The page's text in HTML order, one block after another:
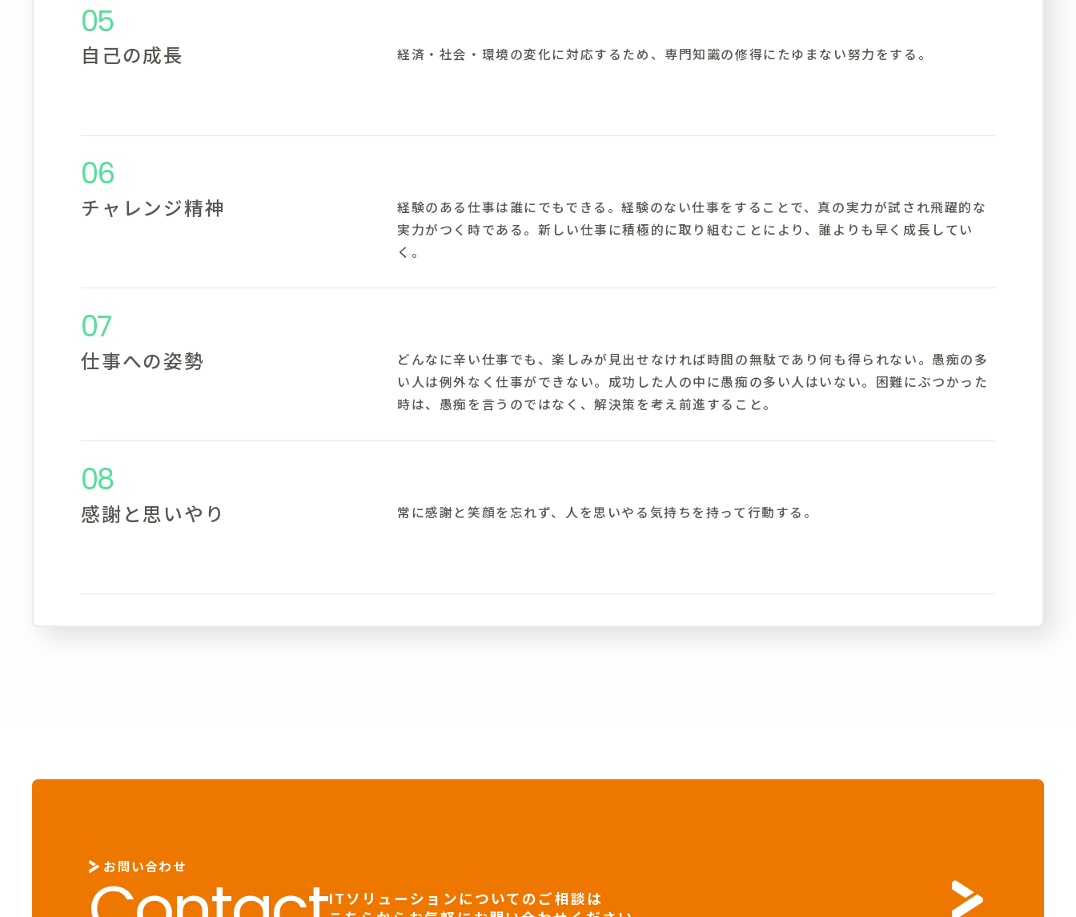
05
自己の成長 経済・社会・環境の変化に対応するため、専門知識の修得にたゆまない努力をする。
06
チャレンジ精神
経験のある仕事は誰にでもできる。経験のない仕事をすることで、真の実力が試され飛躍的な
実力がつく時である。新しい仕事に積極的に取り組むことにより、誰よりも早く成長してい
く。
07
仕事への姿勢
どんなに辛い仕事でも、楽しみが見出せなければ時間の無駄であり何も得られない。愚痴の多
い人は例外なく仕事ができない。成功した人の中に愚痴の多い人はいない。困難にぶつかった
時は、愚痴を言うのではなく、解決策を考え前進すること。
08
感謝と思いやり 常に感謝と笑顔を忘れず、人を思いやる気持ちを持って行動する。
お問い合わせ
ITソリューションについてのご相談は